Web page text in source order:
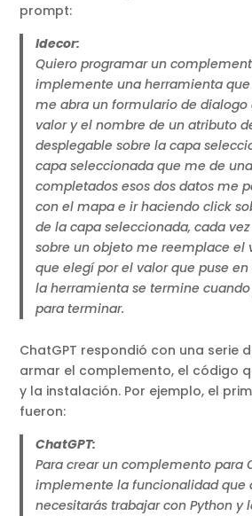
prompt:
Idecor:
Quiero programar un
implemente una herramienta
me abra un formulario de
valor y el nombre de un atributo
desplegable sobre la capa
capa seleccionada que me de
completados esos dos datos me
con el mapa e ir haciendo click
de la capa seleccionada, cada
sobre un objeto me reemplace el
que elegí por el valor que puse
la herramienta se termine
para terminar.
ChatGPT respondió con una serie
armar el complemento, el código
y la instalación. Por ejemplo, el
fueron:
ChatGPT:
Para crear un complemento para
implemente la funcionalidad que
necesitarás trabajar con Python y